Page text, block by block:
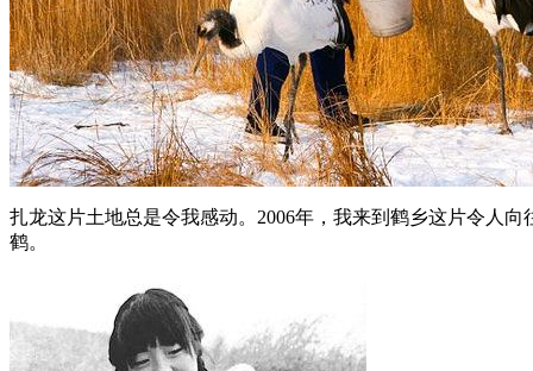
扎龙这片土地总是令我感动。2006年，我来到鹤乡这片令人
鹤。